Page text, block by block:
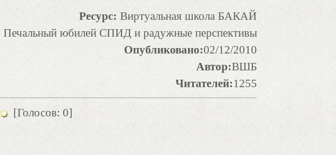
Ресурс: Виртуальная школа БАКАЙ
Печальный юбилей СПИД и радужные перспективы
Опубликовано:02/12/2010
Автор:ВШБ
Читателей:1255
[Голосов: 0]